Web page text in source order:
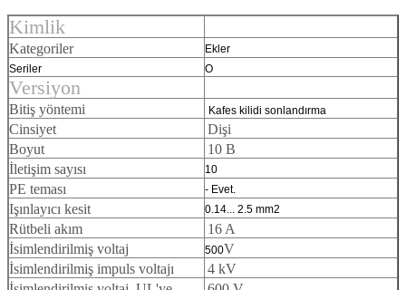
Kimlik
Kategoriler
Ekler
Seriler
O
Versiyon
Bitiş yöntemi Kafes kilidi sonlandırma
Cinsiyet
Dişi
Boyut
10 B
İletişim sayısı
10
PE teması - Evet.
Işınlayıcı kesit 0.14... 2.5 mm2
Rütbeli akım
16 A
İsimlendirilmiş voltaj
500V
İsimlendirilmiş impuls voltajı
4 kV